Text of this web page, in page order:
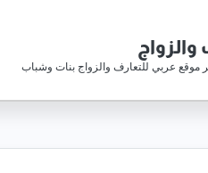
موقع عربي للتعارف والزواج بنات وشباب